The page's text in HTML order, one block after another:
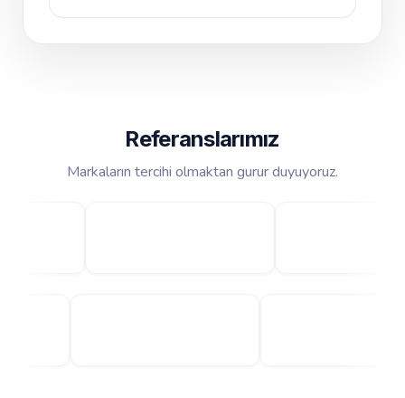
Referanslarımız
Markaların tercihi olmaktan gurur duyuyoruz.